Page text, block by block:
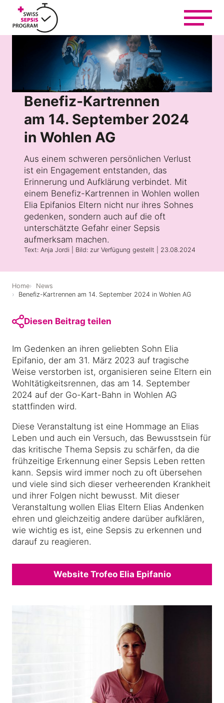
Auf einen Blick
Sich informieren und helfen
Sich engagieren und vernetzen
Lernen und behandeln
Über uns
Medien und Partner
Benefiz-Kartrennen
am 14. September 2024
in Wohlen AG
Aus einem schweren persönlichen Verlust
ist ein Engagement entstanden, das
Erinnerung und Aufklärung verbindet. Mit
einem Benefiz-Kartrennen in Wohlen wollen
Elia Epifanios Eltern nicht nur ihres Sohnes
gedenken, sondern auch auf die oft
unterschätzte Gefahr einer Sepsis
aufmerksam machen.
Text: Anja Jordi | Bild: zur Verfügung gestellt | 23.08.2024
Home
News
Benefiz-Kartrennen am 14. September 2024 in Wohlen AG
Diesen Beitrag teilen
Im Gedenken an ihren geliebten Sohn Elia
Epifanio, der am 31. März 2023 auf tragische
Weise verstorben ist, organisieren seine Eltern ein
Wohltätigkeitsrennen, das am 14. September
2024 auf der Go-Kart-Bahn in Wohlen AG
stattfinden wird.
Diese Veranstaltung ist eine Hommage an Elias
Leben und auch ein Versuch, das Bewusstsein für
das kritische Thema Sepsis zu schärfen, da die
frühzeitige Erkennung einer Sepsis Leben retten
kann. Sepsis wird immer noch zu oft übersehen
und viele sind sich dieser verheerenden Krankheit
und ihrer Folgen nicht bewusst. Mit dieser
Veranstaltung wollen Elias Eltern Elias Andenken
ehren und gleichzeitig andere darüber aufklären,
wie wichtig es ist, eine Sepsis zu erkennen und
darauf zu reagieren.
Website Trofeo Elia Epifanio